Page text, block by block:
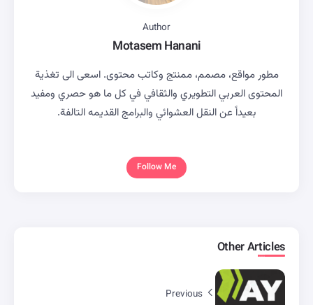
Author
Motasem Hanani
مطور مواقع، مصمم، ممنتج وكاتب محتوى. اسعى الى تغذية
المحتوى العربي التطويري والثقافي في كل ما هو حصري ومفيد
بعيداً عن النقل العشوائي والبرامج القديمه التالفة.
Follow Me
Other Articles
Previous